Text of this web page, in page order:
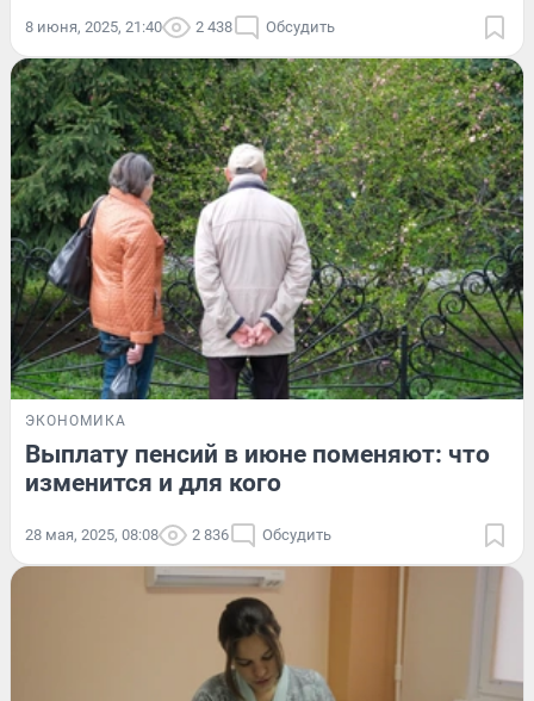
8 июня, 2025, 21:40 2 438 Обсудить
ЭКОНОМИКА
Выплату пенсий в июне поменяют: что
изменится и для кого
28 мая, 2025, 08:08 2 836 Обсудить